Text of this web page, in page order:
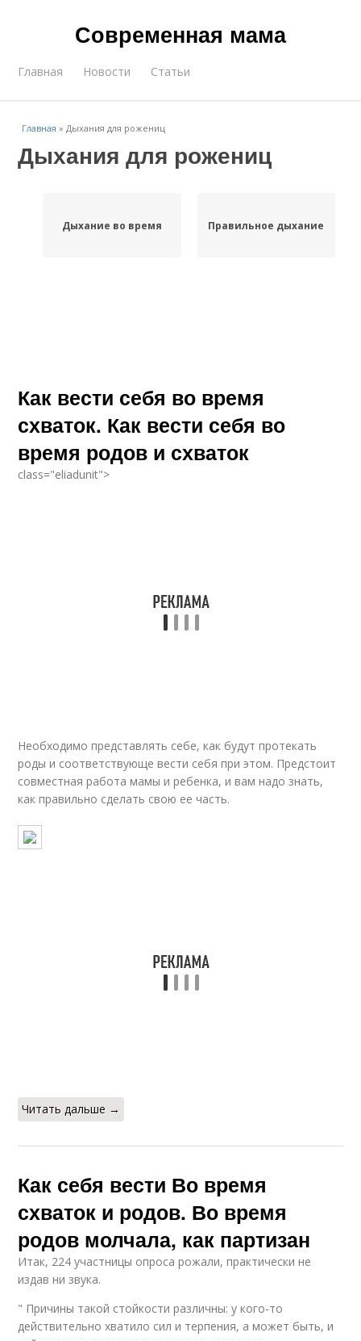
Современная мама
Главная Новости Статьи
Главная »Дыхания для рожениц
Дыхания для рожениц
Дыхание во время Правильное дыхание
Как вести себя во время
схваток. Как вести себя во
время родов и схваток
class="eliadunit">
Необходимо представлять себе, как будут протекать
роды и соответствующе вести себя при этом. Предстоит
совместная работа мамы и ребенка, и вам надо знать,
как правильно сделать свою ее часть.
Читать дальше →
Как себя вести Во время
схваток и родов. Во время
родов молчала, как партизан
Итак, 224 участницы опроса рожали, практически не
издав ни звука.
" Причины такой стойкости различны: у кого-то
действительно хватило сил и терпения, а может быть, и